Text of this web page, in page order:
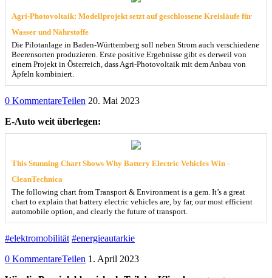
Agri-Photovoltaik: Modellprojekt setzt auf geschlossene Kreisläufe für
Wasser und Nährstoffe
Die Pilotanlage in Baden-Württemberg soll neben Strom auch verschiedene
Beerensorten produzieren. Erste positive Ergebnisse gibt es derweil von
einem Projekt in Österreich, dass Agri-Photovoltaik mit dem Anbau von
Äpfeln kombiniert.
0 KommentareTeilen 20. Mai 2023
E-Auto weit überlegen:
This Stunning Chart Shows Why Battery Electric Vehicles Win -
CleanTechnica
The following chart from Transport & Environment is a gem. It’s a great
chart to explain that battery electric vehicles are, by far, our most efficient
automobile option, and clearly the future of transport.
#elektromobilität #energieautarkie
0 KommentareTeilen 1. April 2023